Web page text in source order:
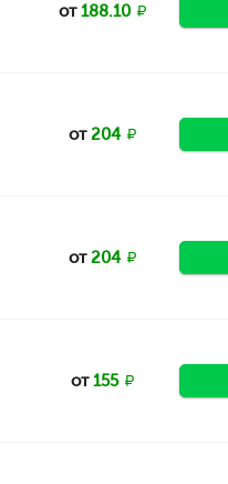
от188.10
от204
от204
от155